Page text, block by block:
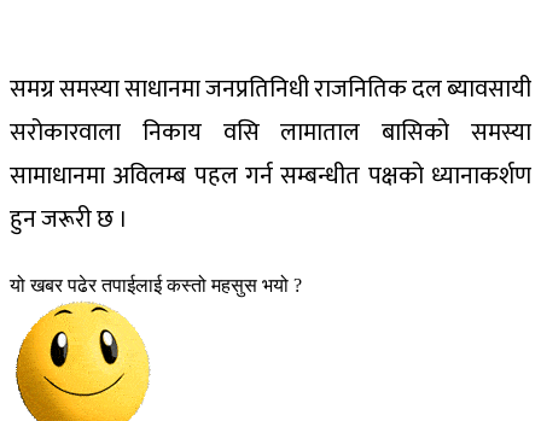
समग्र समस्या साधानमा जनप्रतिनिधी राजनितिक दल ब्यावसायी
सरोकारवाला निकाय वसि लामाताल बासिको समस्या
सामाधानमा अविलम्ब पहल गर्न सम्बन्धीत पक्षको ध्यानाकर्शण
हुन जरूरी छ ।
यो खबर पढेर तपाईलाई कस्तो महसुस भयो ?